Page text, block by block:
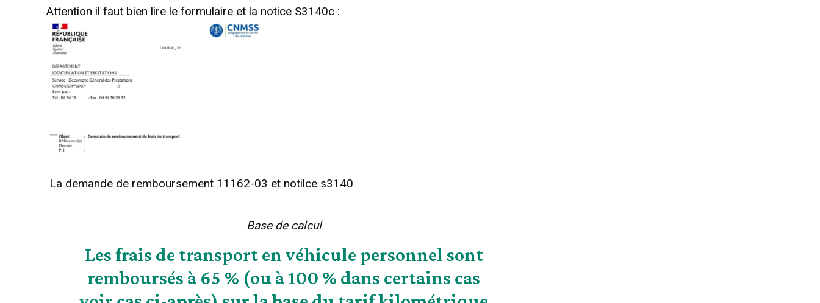
Attention il faut bien lire le formulaire et la notice S3140c :
La demande de remboursement 11162-03 et notilce s3140
Base de calcul
Les frais de transport en véhicule personnel sont
remboursés à 65 % (ou à 100 % dans certains cas